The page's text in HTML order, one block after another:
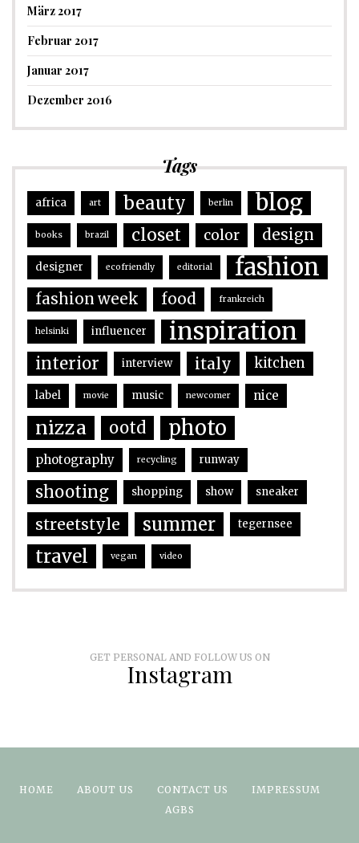
März 2017
Februar 2017
Januar 2017
Dezember 2016
Tags
africa art beauty berlin blog
books brazil closet color design
designer ecofriendly editorial fashion
fashion week food frankreich
helsinki influencer inspiration
interior interview italy kitchen
label movie music newcomer nice
nizza ootd photo
photography recycling runway
shooting shopping show sneaker
streetstyle summer tegernsee
travel vegan video
GET PERSONAL AND FOLLOW US ON
Instagram
HOME ABOUT US CONTACT US
IMPRESSUM
AGBS